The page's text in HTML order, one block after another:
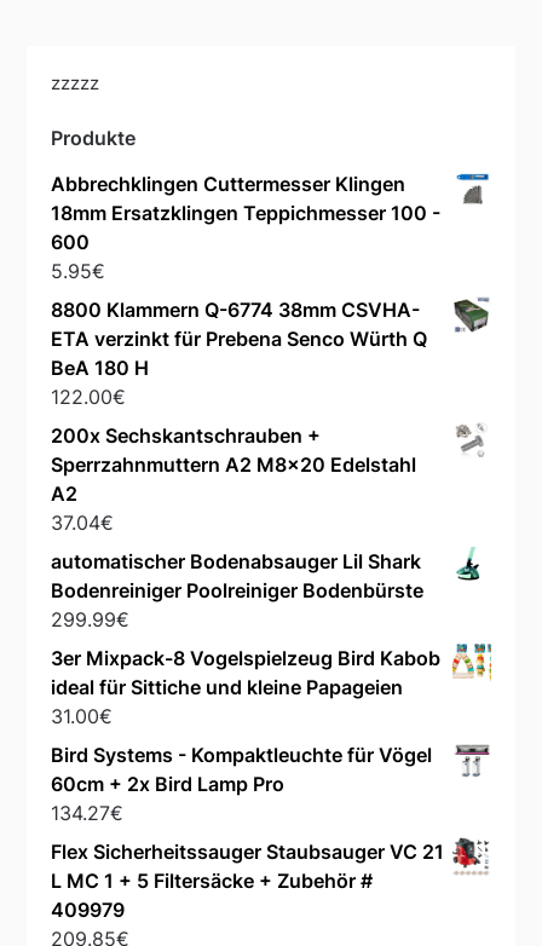
zzzzz
Produkte
Abbrechklingen Cuttermesser Klingen
18mm Ersatzklingen Teppichmesser 100 -
600
5.95€
8800 Klammern Q-6774 38mm CSVHA-
ETA verzinkt für Prebena Senco Würth Q
BeA 180 H
122.00€
200x Sechskantschrauben +
Sperrzahnmuttern A2 M8x20 Edelstahl
A2
37.04€
automatischer Bodenabsauger Lil Shark
Bodenreiniger Poolreiniger Bodenbürste
299.99€
3er Mixpack-8 Vogelspielzeug Bird Kabob
ideal für Sittiche und kleine Papageien
31.00€
Bird Systems - Kompaktleuchte für Vögel
60cm + 2x Bird Lamp Pro
134.27€
Flex Sicherheitssauger Staubsauger VC 21
L MC 1 + 5 Filtersäcke + Zubehör #
409979
209.85€